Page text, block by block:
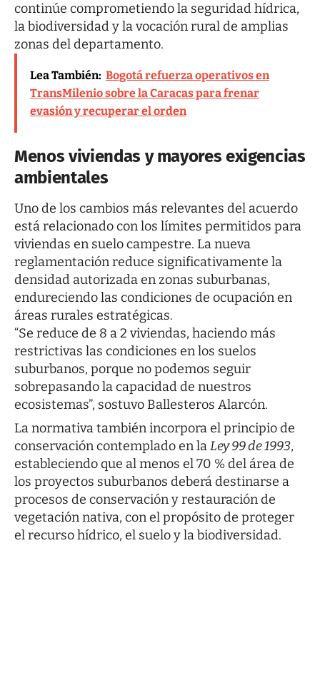
continúe comprometiendo la seguridad hídrica,
la biodiversidad y la vocación rural de amplias
zonas del departamento.
Lea También: Bogotá refuerza operativos en
TransMilenio sobre la Caracas para frenar
evasión y recuperar el orden
Menos viviendas y mayores exigencias
ambientales
Uno de los cambios más relevantes del acuerdo
está relacionado con los límites permitidos para
viviendas en suelo campestre. La nueva
reglamentación reduce significativamente la
densidad autorizada en zonas suburbanas,
endureciendo las condiciones de ocupación en
áreas rurales estratégicas.
“Se reduce de 8 a 2 viviendas, haciendo más
restrictivas las condiciones en los suelos
suburbanos, porque no podemos seguir
sobrepasando la capacidad de nuestros
ecosistemas”, sostuvo Ballesteros Alarcón.
La normativa también incorpora el principio de
conservación contemplado en laLey 99 de 1993,
estableciendo que al menos el 70 % del área de
los proyectos suburbanos deberá destinarse a
procesos de conservación y restauración de
vegetación nativa, con el propósito de proteger
el recurso hídrico, el suelo y la biodiversidad.